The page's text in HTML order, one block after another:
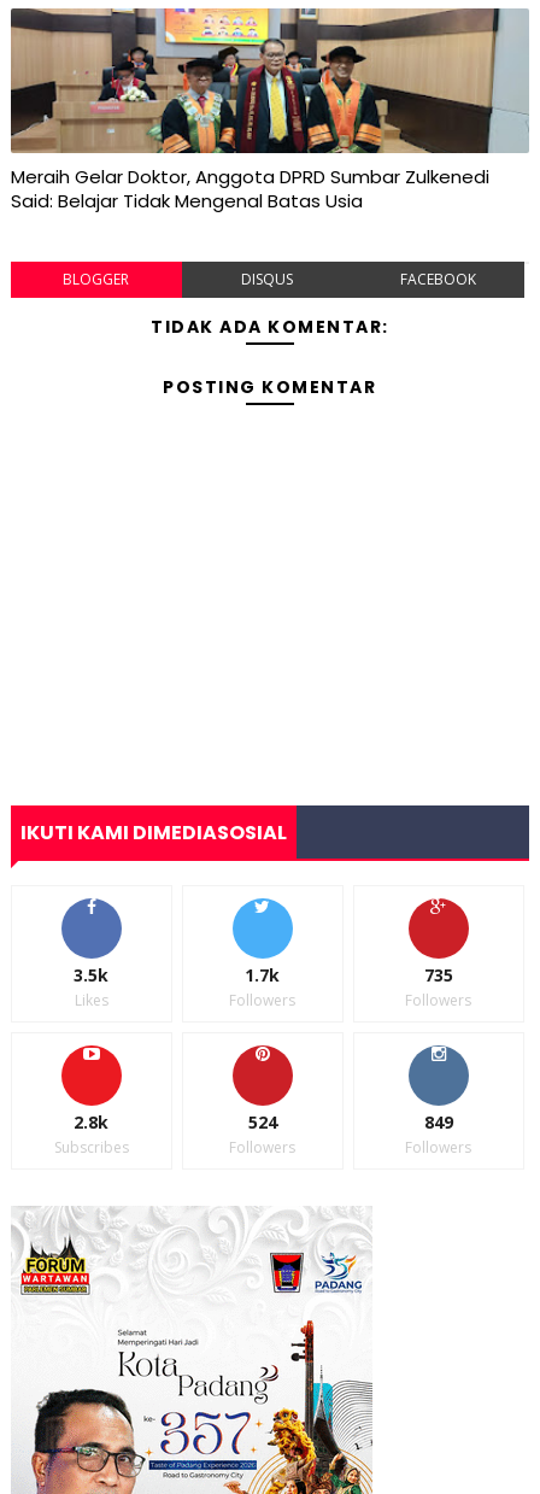
Meraih Gelar Doktor, Anggota DPRD Sumbar Zulkenedi
Said: Belajar Tidak Mengenal Batas Usia
BLOGGER DISQUS FACEBOOK
TIDAK ADA KOMENTAR:
POSTING KOMENTAR
IKUTI KAMI DIMEDIASOSIAL
3.5k
Likes
1.7k
Followers
735
Followers
2.8k
Subscribes
524
Followers
849
Followers